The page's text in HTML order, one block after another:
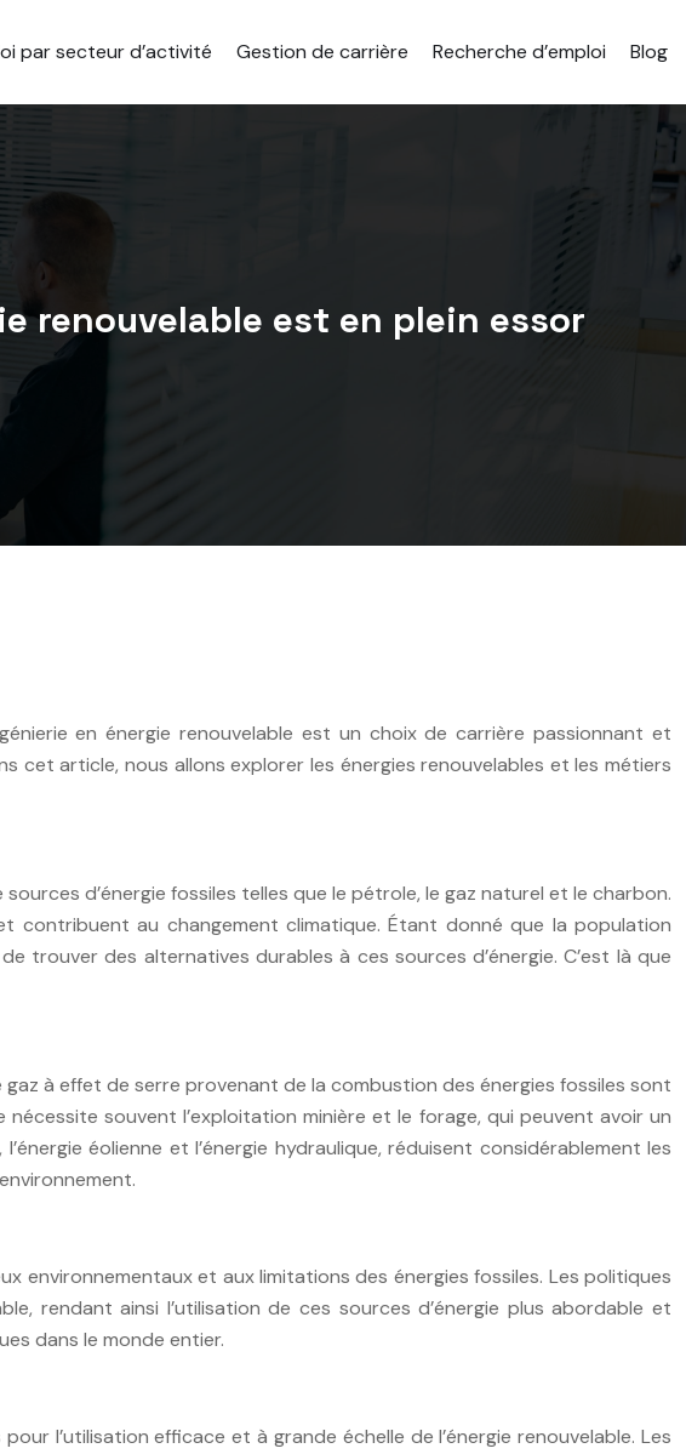
par secteur d’activité Gestion de carrière Recherche d’emploi Blog
renouvelable est en plein essor
en énergie renouvelable est un choix de carrière passionnant et
cet article, nous allons explorer les énergies renouvelables et les métiers
d’énergie fossiles telles que le pétrole, le gaz naturel et le charbon.
contribuent au changement climatique. Étant donné que la population
trouver des alternatives durables à ces sources d’énergie. C’est là que
à effet de serre provenant de la combustion des énergies fossiles sont
souvent l’exploitation minière et le forage, qui peuvent avoir un
éolienne et l’énergie hydraulique, réduisent considérablement les
environnementaux et aux limitations des énergies fossiles. Les politiques
rendant ainsi l’utilisation de ces sources d’énergie plus abordable et
dans le monde entier.
l’utilisation efficace et à grande échelle de l’énergie renouvelable. Les